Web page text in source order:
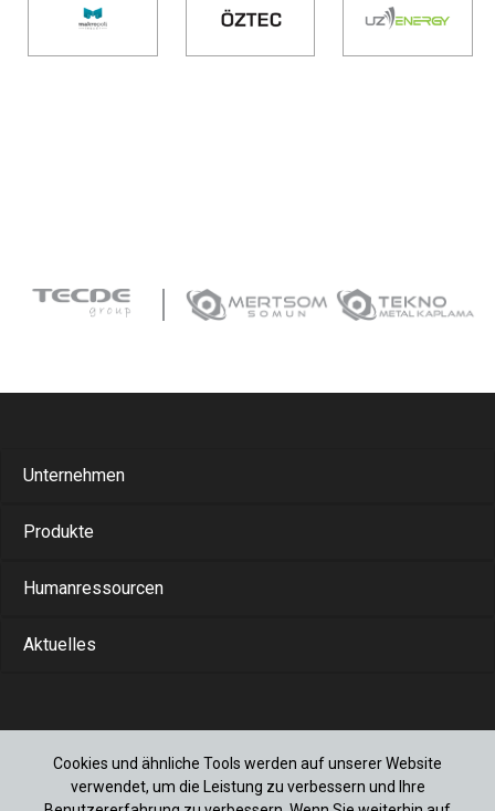
Unternehmen
Produkte
Humanressourcen
Aktuelles
+90 (212) 778 1100
Muratbey Merkez Mah. Fabrikalar cad. No:17
Cookies und ähnliche Tools werden auf unserer Website
verwendet, um die Leistung zu verbessern und Ihre